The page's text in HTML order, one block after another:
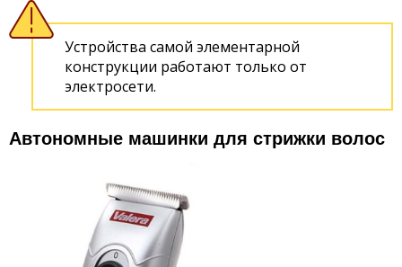
Устройства самой элементарной
конструкции работают только от
электросети.
Автономные машинки для стрижки волос